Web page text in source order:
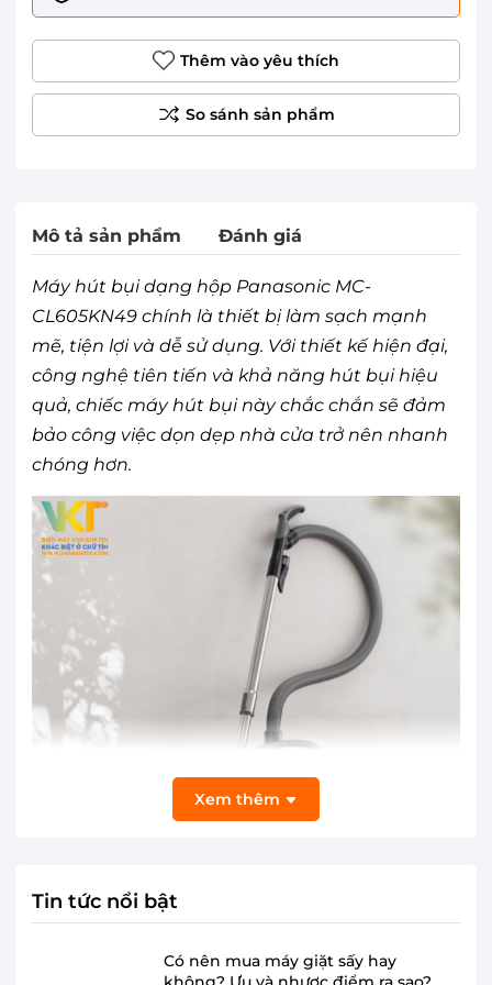
Thêm vào yêu thích
Mô tả sản phẩm Đánh giá
Máy hút bụi dạng hộp Panasonic MC-
CL605KN49 chính là thiết bị làm sạch mạnh
mẽ, tiện lợi và dễ sử dụng. Với thiết kế hiện đại,
công nghệ tiên tiến và khả năng hút bụi hiệu
quả, chiếc máy hút bụi này chắc chắn sẽ đảm
bảo công việc dọn dẹp nhà cửa trở nên nhanh
chóng hơn.
Sử dụng dễ dàng, kiểu dáng tối ưu, kích
Xem thêm
Tin tức nổi bật
Có nên mua máy giặt sấy hay